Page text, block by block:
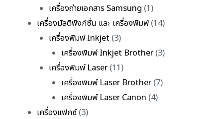
เครื่องถ่ายเอกสาร Samsung (1)
เครื่องมัลติฟังก์ชั่น และ เครื่องพิมพ์(14)
เครื่องพิมพ์ Inkjet (3)
เครื่องพิมพ์ Inkjet Brother(3)
เครื่องพิมพ์ Laser(11)
เครื่องพิมพ์ Laser Brother(7)
เครื่องพิมพ์ Laser Canon (4)
เครื่องแฟกซ์(3)